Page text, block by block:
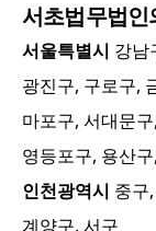
서초법무법인
서울특별시 강남
광진구, 구로구,
마포구, 서대문
영등포구, 용산
인천광역시 중구
계양구, 서구